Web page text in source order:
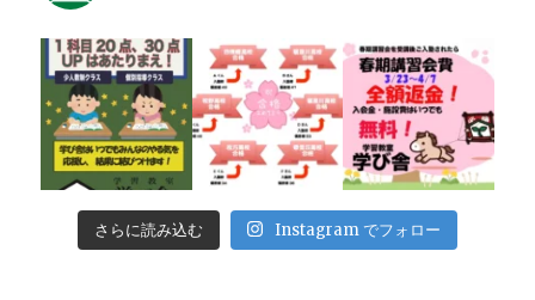
さらに読み込む Instagram でフォロー